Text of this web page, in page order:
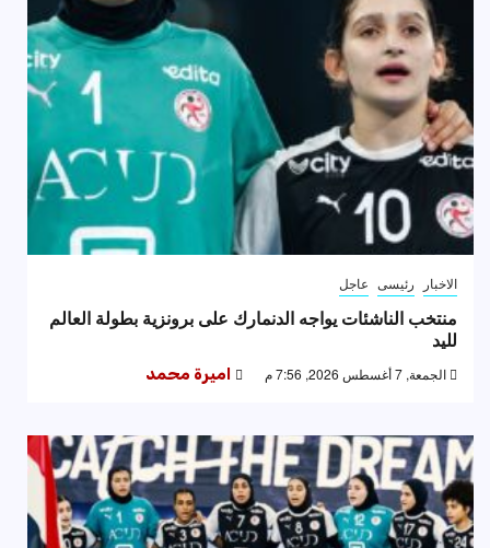
الاخبار رئيسى عاجل
منتخب الناشئات يواجه الدنمارك على برونزية بطولة العالم
لليد
الجمعة, 7 أغسطس 2026, 7:56 م اميرة محمد